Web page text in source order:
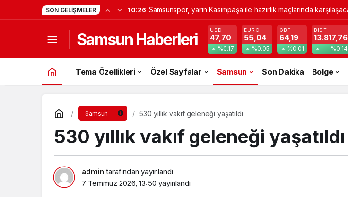
SON GELIŞMELER 9:25 Bafra’da markette yangın: Maddi hasar
Samsun Haberleri USD
47,70
%0.17
EURO
55,04
%0.05
GBP
64,19
%0.01
BIST
13.817,76
%0.14
Tema Özellikleri Özel Sayfalar Samsun Son Dakika Bolge
Samsun 530 yıllık vakıf geleneği yaşatıldı
530 yıllık vakıf geleneği yaşatıldı
admin tarafından yayınlandı
7 Temmuz 2026, 13:50 yayınlandı